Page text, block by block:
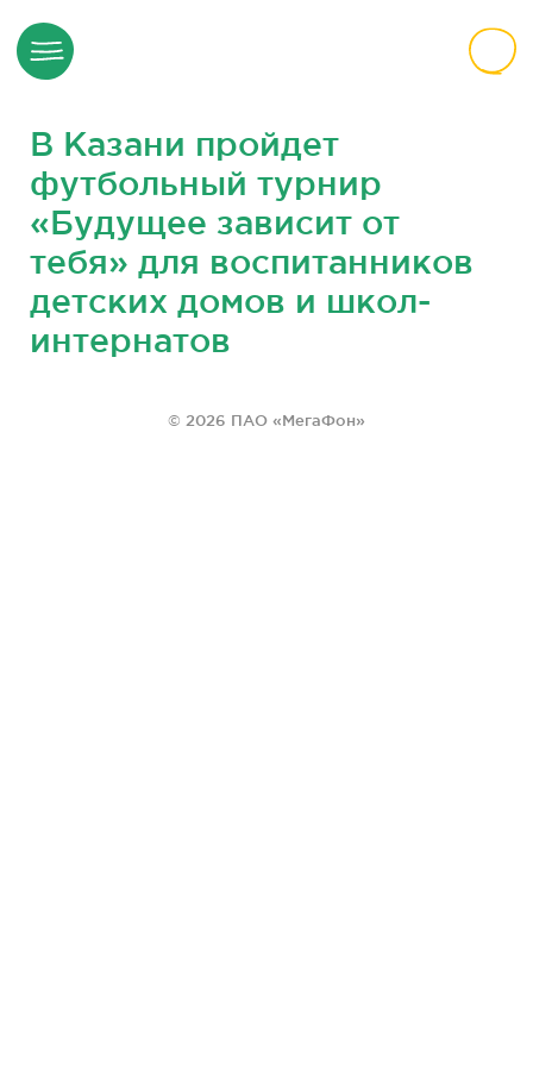
В Казани пройдет
футбольный турнир
«Будущее зависит от
тебя» для воспитанников
детских домов и школ-
интернатов
© 2026 ПАО «МегаФон»